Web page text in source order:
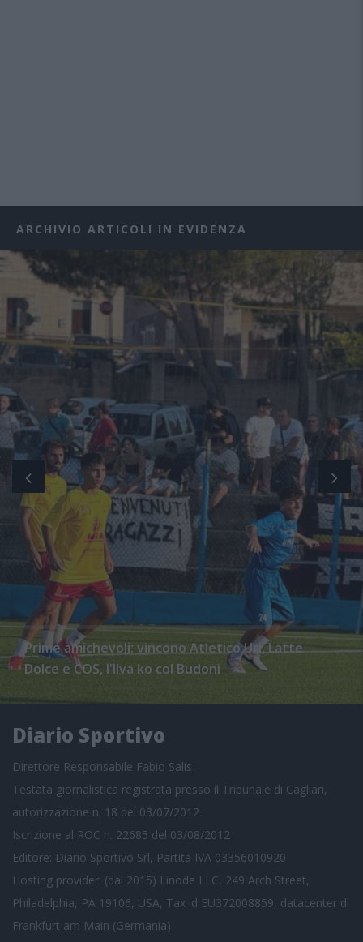
ARCHIVIO ARTICOLI IN EVIDENZA
Prime amichevoli: vincono Atletico Uri, Latte
Dolce e COS, l'Ilva ko col Budoni
Diario Sportivo
Direttore Responsabile Fabio Salis
Testata giornalistica registrata presso il Tribunale di Cagliari,
autorizzazione n. 18 del 03/07/2012
Iscrizione al ROC n. 22685 del 03/08/2012
Editore: Diario Sportivo Srl, Partita IVA 03356010920
Hosting provider: (dal 2015) Linode LLC, 249 Arch Street,
Philadelphia, PA 19106, USA, Tax id EU372008859, datacenter di
Frankfurt am Main (Germania)